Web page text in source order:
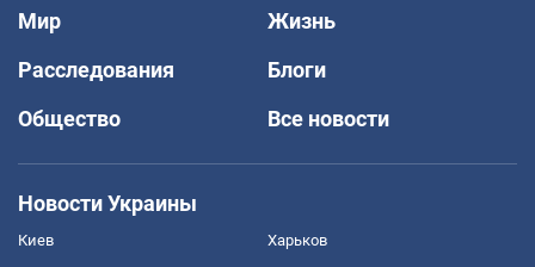
Мир
Жизнь
Расследования
Блоги
Общество
Все новости
Новости Украины
Киев Харьков